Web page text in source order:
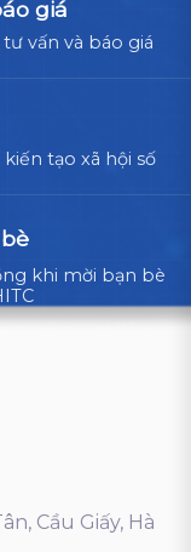
giá
vấn và báo giá
tạo xã hội số
khi mời bạn bè
Cầu Giấy, Hà